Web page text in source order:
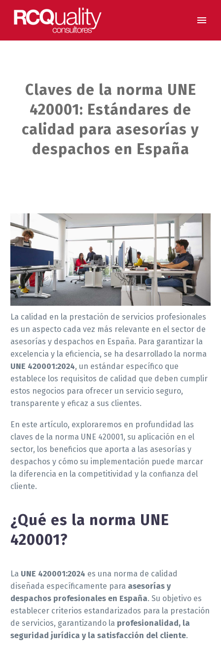
Claves de la norma UNE
420001: Estándares de
calidad para asesorías y
despachos en España
La calidad en la prestación de servicios profesionales
es un aspecto cada vez más relevante en el sector de
asesorías y despachos en España. Para garantizar la
excelencia y la eficiencia, se ha desarrollado la norma
UNE 420001:2024, un estándar específico que
establece los requisitos de calidad que deben cumplir
estos negocios para ofrecer un servicio seguro,
transparente y eficaz a sus clientes.
En este artículo, exploraremos en profundidad las
claves de la norma UNE 420001, su aplicación en el
sector, los beneficios que aporta a las asesorías y
despachos y cómo su implementación puede marcar
la diferencia en la competitividad y la confianza del
cliente.
¿Qué es la norma UNE
420001?
La UNE 420001:2024 es una norma de calidad
diseñada específicamente para asesorías y
despachos profesionales en España. Su objetivo es
establecer criterios estandarizados para la prestación
de servicios, garantizando la profesionalidad, la
seguridad jurídica y la satisfacción del cliente.